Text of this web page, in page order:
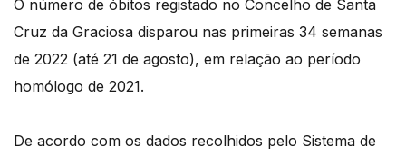
O número de óbitos registado no Concelho de Santa
Cruz da Graciosa disparou nas primeiras 34 semanas
de 2022 (até 21 de agosto), em relação ao período
homólogo de 2021.
De acordo com os dados recolhidos pelo Sistema de